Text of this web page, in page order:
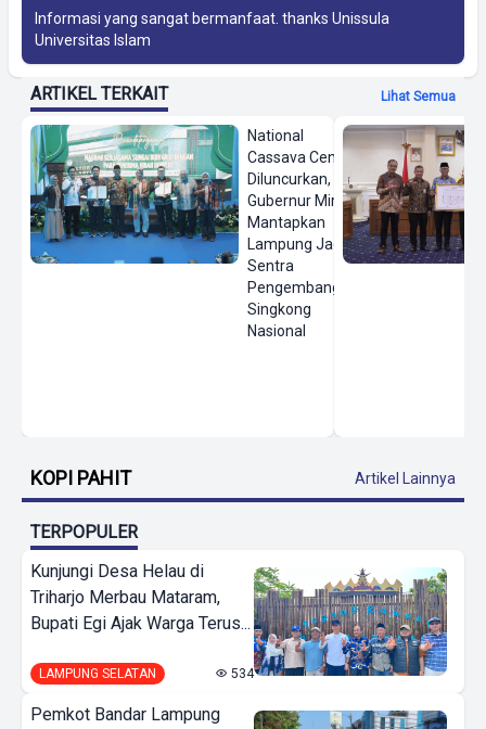
Informasi yang sangat bermanfaat. thanks Unissula
Universitas Islam
ARTIKEL TERKAIT Lihat Semua
National
Cassava Center
Diluncurkan,
Gubernur Mirza
Mantapkan
Lampung Jadi
Sentra
Pengembangan
Singkong
Nasional
KOPI PAHIT Artikel Lainnya
TERPOPULER
Kunjungi Desa Helau di
Triharjo Merbau Mataram,
Bupati Egi Ajak Warga Terus...
LAMPUNG SELATAN 534
Pemkot Bandar Lampung